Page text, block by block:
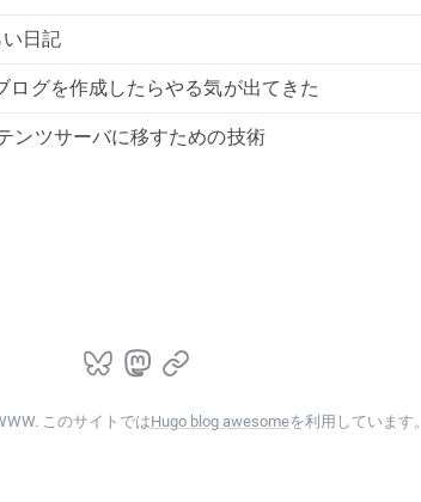
日記
ログを作成したらやる気が出てきた
ンツサーバに移すための技術
このサイトではHugo blog awesomeを利用しています。